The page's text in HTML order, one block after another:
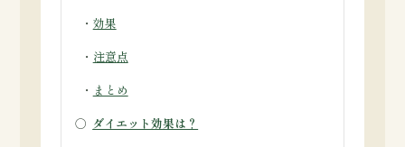
・ 効果
・ 注意点
・ まとめ
○ ダイエット効果は？